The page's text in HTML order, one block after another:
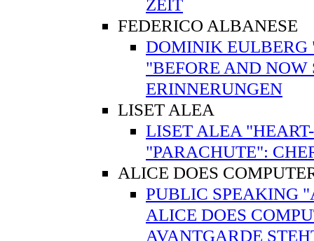
ZEIT
FEDERICO ALBANESE
DOMINIK EULBERG
"BEFORE AND
ERINNERUNGEN
LISET ALEA
LISET ALEA
"PARACHUTE":
ALICE DOES
PUBLIC SPEAKING
ALICE DOES
AVANTGARDE